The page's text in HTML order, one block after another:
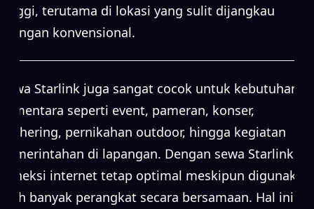
tinggi, terutama di lokasi yang sulit dijangkau
jaringan konvensional.
Sewa Starlink juga sangat cocok untuk kebutuhan
sementara seperti event, pameran, konser,
gathering, pernikahan outdoor, hingga kegiatan
pemerintahan di lapangan. Dengan sewa Starlink,
koneksi internet tetap optimal meskipun digunakan
oleh banyak perangkat secara bersamaan. Hal ini